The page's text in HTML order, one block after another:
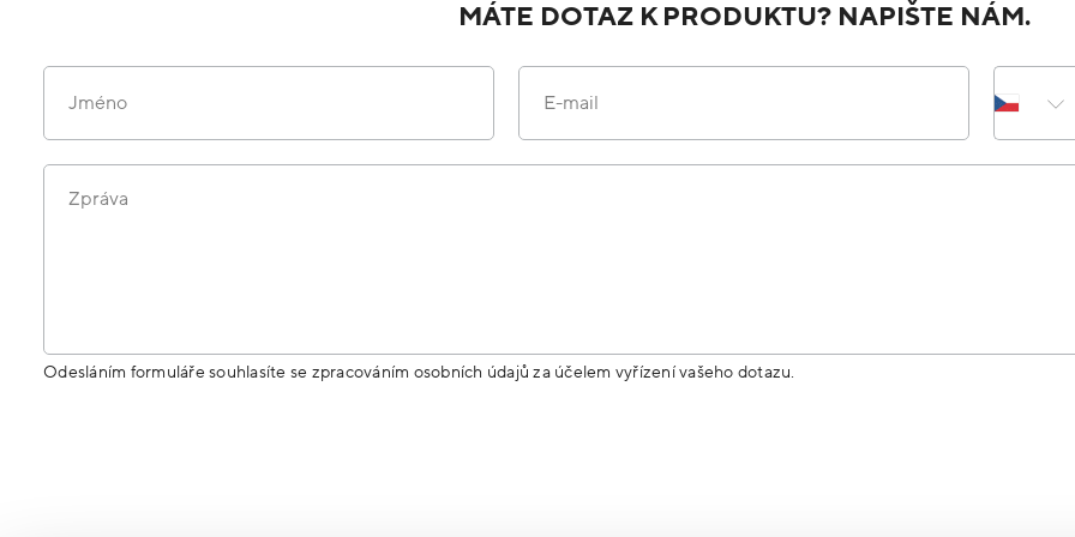
MÁTE DOTAZ K PRODUKTU? NAPIŠTE NÁM.
Jméno E-mail
Zpráva
Odesláním formuláře souhlasíte se zpracováním osobních údajů za účelem vyřízení vašeho dotazu.